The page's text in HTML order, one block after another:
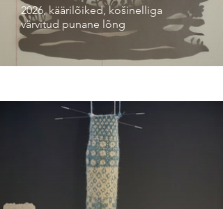
2026, käärilõiked, košinelliga
värvitud punane lõng